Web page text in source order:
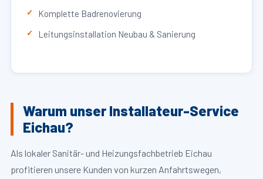
Komplette Badrenovierung
Leitungsinstallation Neubau & Sanierung
Warum unser Installateur-Service
Eichau?
Als lokaler Sanitär- und Heizungsfachbetrieb Eichau
profitieren unsere Kunden von kurzen Anfahrtswegen,